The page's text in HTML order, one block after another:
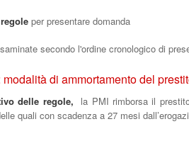
per presentare domanda
secondo l'ordine cronologico di
di ammortamento del
delle regole,
la PMI rimborsa il
quali con scadenza a 27 mesi